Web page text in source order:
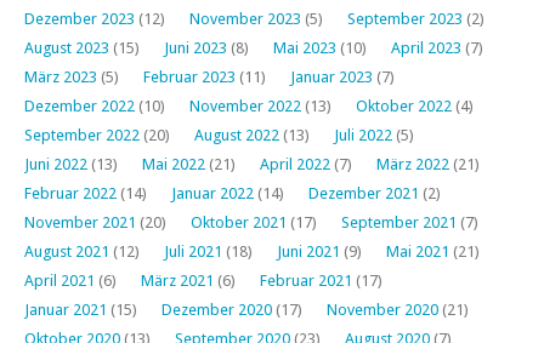
Dezember 2023 (12) November 2023 (5) September 2023 (2)
August 2023 (15) Juni 2023 (8) Mai 2023 (10) April 2023 (7)
März 2023 (5) Februar 2023 (11) Januar 2023 (7)
Dezember 2022 (10) November 2022 (13) Oktober 2022 (4)
September 2022 (20) August 2022 (13) Juli 2022 (5)
Juni 2022 (13) Mai 2022 (21) April 2022 (7) März 2022 (21)
Februar 2022 (14) Januar 2022 (14) Dezember 2021 (2)
November 2021 (20) Oktober 2021 (17) September 2021 (7)
August 2021 (12) Juli 2021 (18) Juni 2021 (9) Mai 2021 (21)
April 2021 (6) März 2021 (6) Februar 2021 (17)
Januar 2021 (15) Dezember 2020 (17) November 2020 (21)
Oktober 2020 (13) September 2020 (23) August 2020 (7)